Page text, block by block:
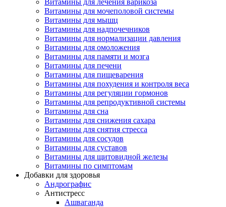
Витамины для лечения варикоза
Витамины для мочеполовой системы
Витамины для мышц
Витамины для надпочечников
Витамины для нормализации давления
Витамины для омоложения
Витамины для памяти и мозга
Витамины для печени
Витамины для пищеварения
Витамины для похудения и контроля веса
Витамины для регуляции гормонов
Витамины для репродуктивной системы
Витамины для сна
Витамины для снижения сахара
Витамины для снятия стресса
Витамины для сосудов
Витамины для суставов
Витамины для щитовидной железы
Витамины по симптомам
Добавки для здоровья
Андрографис
Антистресс
Ашваганда